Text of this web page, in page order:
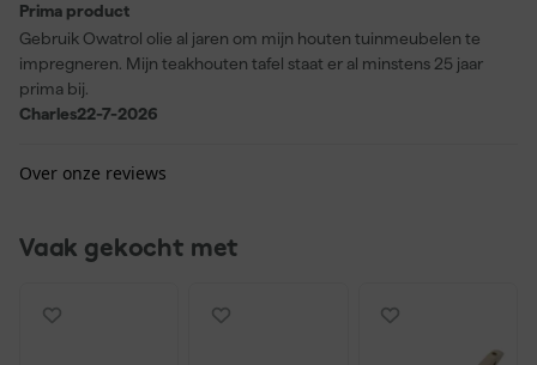
Prima product
Gebruik Owatrol olie al jaren om mijn houten tuinmeubelen te
impregneren. Mijn teakhouten tafel staat er al minstens 25 jaar
prima bij.
Charles22-7-2026
Over onze reviews
Vaak gekocht met